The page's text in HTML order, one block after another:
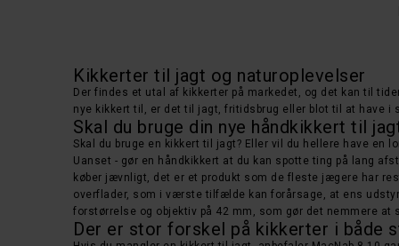
Kikkerter til jagt og naturoplevelser
Der findes et utal af kikkerter på markedet, og det kan til
nye kikkert til, er det til jagt, fritidsbrug eller blot til at have i
Skal du bruge din nye håndkikkert til
Skal du bruge en kikkert til jagt? Eller vil du hellere have
Uanset - gør en håndkikkert at du kan spotte ting på lang
køber jævnligt, det er et produkt som de fleste jægere har
overflader, som i værste tilfælde kan forårsage, at ens
forstørrelse og objektiv på 42 mm, som gør det nemmere at
Der er stor forskel på kikkerter i både